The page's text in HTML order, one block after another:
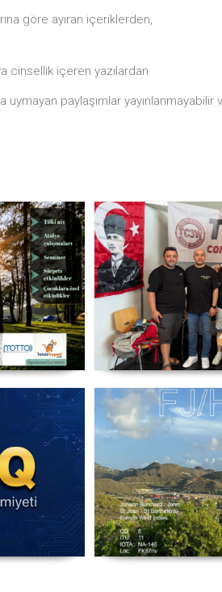
göre ayıran içeriklerden,
cinsellik içeren yazılardan
uymayan paylaşımlar